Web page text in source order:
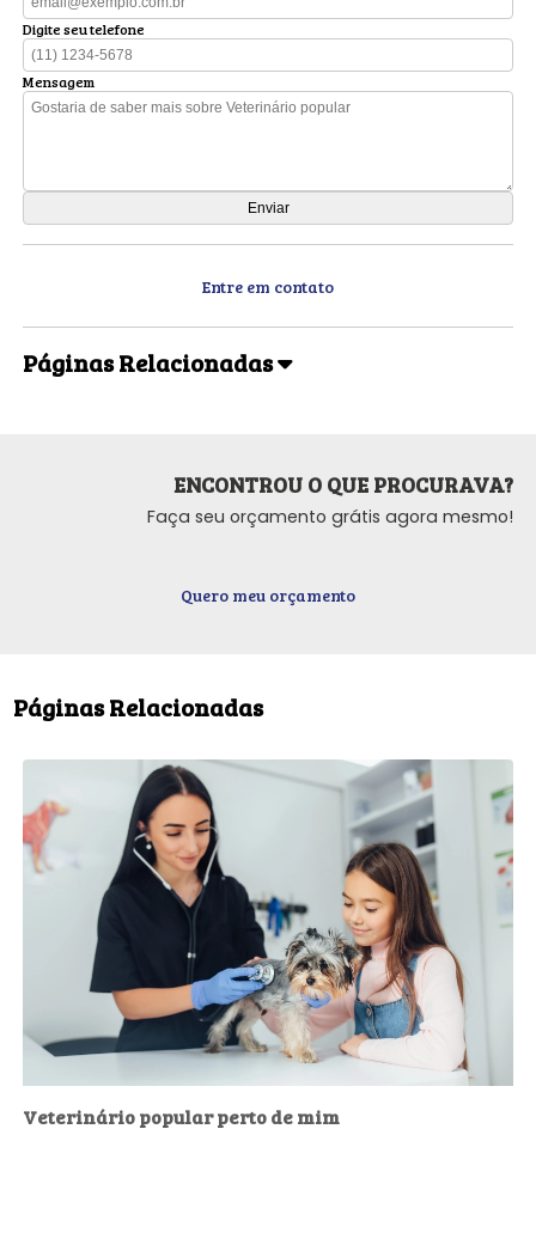
Digite seu telefone
Mensagem
Entre em contato
Páginas Relacionadas
ENCONTROU O QUE PROCURAVA?
Faça seu orçamento grátis agora mesmo!
Quero meu orçamento
Páginas Relacionadas
Veterinário popular perto de mim